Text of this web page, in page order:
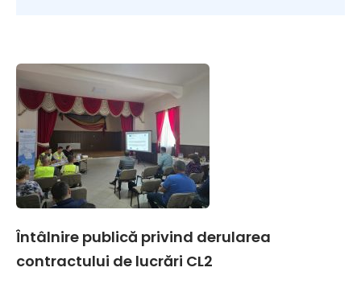
Întâlnire publică privind derularea
contractului de lucrări CL2